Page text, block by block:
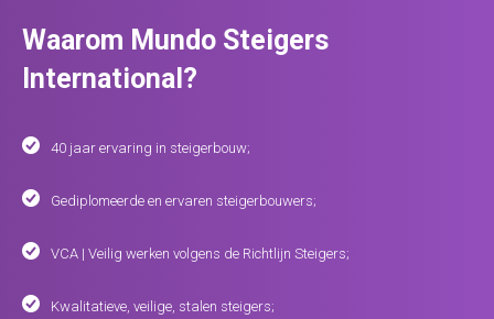
Waarom Mundo Steigers
International?
40 jaar ervaring in steigerbouw;
Gediplomeerde en ervaren steigerbouwers;
VCA | Veilig werken volgens de Richtlijn Steigers;
Kwalitatieve, veilige, stalen steigers;